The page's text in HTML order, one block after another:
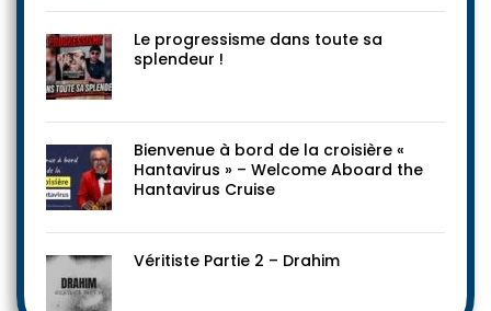
Le progressisme dans toute sa
splendeur !
Bienvenue à bord de la croisière «
Hantavirus » – Welcome Aboard the
Hantavirus Cruise
Véritiste Partie 2 – Drahim